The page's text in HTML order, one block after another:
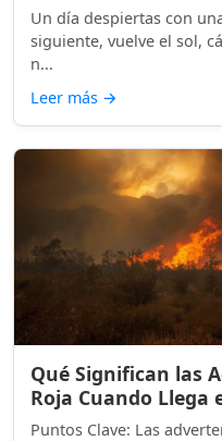
Un día despiertas con
siguiente, vuelve el sol,
n...
Leer más →
Qué Significan las
Roja Cuando Llega
Puntos Clave: Las advertencias de Bandera Roja alertan